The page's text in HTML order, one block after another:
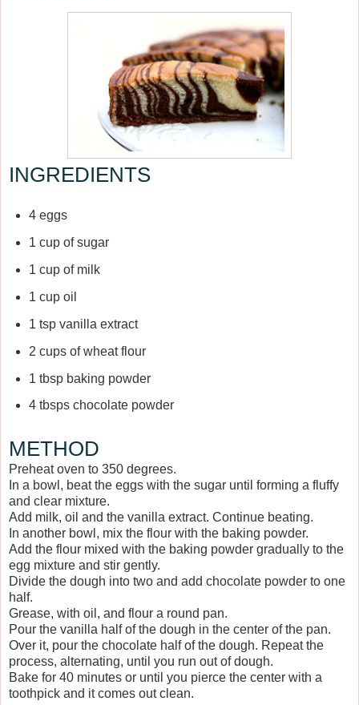
INGREDIENTS
4 eggs
1 cup of sugar
1 cup of milk
1 cup oil
1 tsp vanilla extract
2 cups of wheat flour
1 tbsp baking powder
4 tbsps chocolate powder
METHOD
Preheat oven to 350 degrees.
In a bowl, beat the eggs with the sugar until forming a fluffy
and clear mixture.
Add milk, oil and the vanilla extract. Continue beating.
In another bowl, mix the flour with the baking powder.
Add the flour mixed with the baking powder gradually to the
egg mixture and stir gently.
Divide the dough into two and add chocolate powder to one
half.
Grease, with oil, and flour a round pan.
Pour the vanilla half of the dough in the center of the pan.
Over it, pour the chocolate half of the dough. Repeat the
process, alternating, until you run out of dough.
Bake for 40 minutes or until you pierce the center with a
toothpick and it comes out clean.